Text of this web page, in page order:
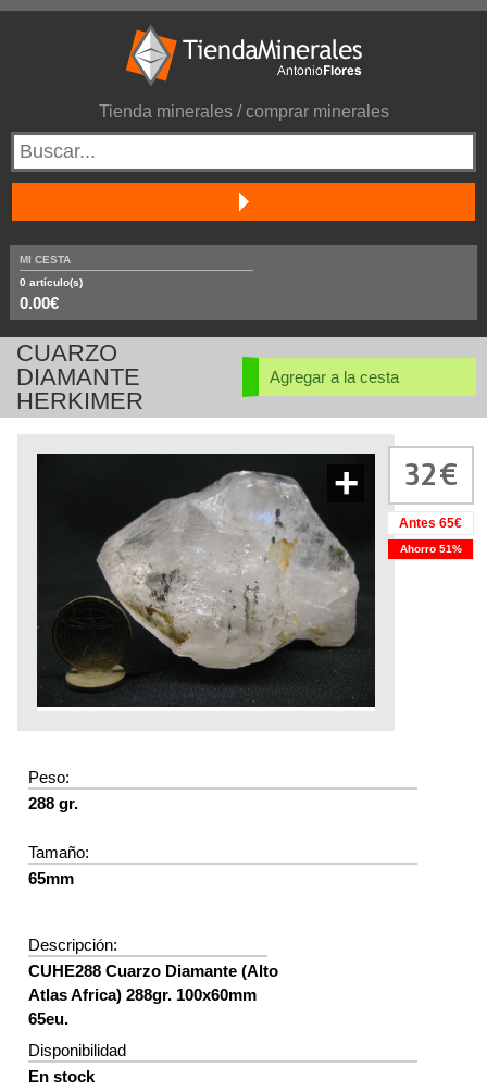
Tienda minerales / comprar minerales
MI CESTA
0 artículo(s)
0.00€
CUARZO
DIAMANTE
HERKIMER
Agregar a la cesta
+ 32
Antes 65€
Ahorro 51%
Peso:
288 gr.
Tamaño:
65mm
Descripción:
CUHE288 Cuarzo Diamante (Alto
Atlas Africa) 288gr. 100x60mm
65eu.
Disponibilidad
En stock